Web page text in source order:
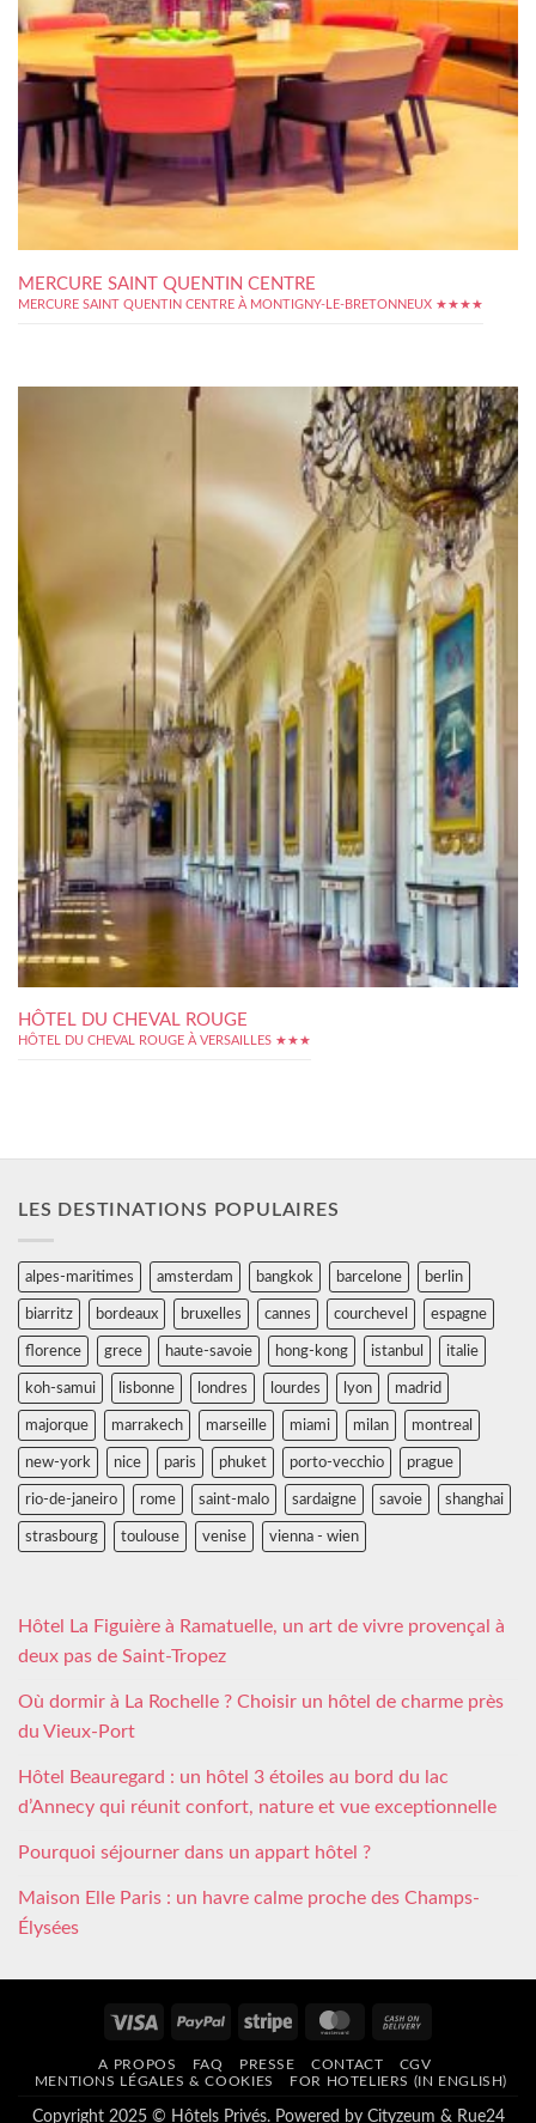
MERCURE SAINT QUENTIN CENTRE
MERCURE SAINT QUENTIN CENTRE À MONTIGNY-LE-BRETONNEUX ★★★★
HÔTEL DU CHEVAL ROUGE
HÔTEL DU CHEVAL ROUGE À VERSAILLES ★★★
LES DESTINATIONS POPULAIRES
alpes-maritimes amsterdam bangkok barcelone berlin
biarritz bordeaux bruxelles cannes courchevel espagne
florence grece haute-savoie hong-kong istanbul italie
koh-samui lisbonne londres lourdes lyon madrid
majorque marrakech marseille miami milan montreal
new-york nice paris phuket porto-vecchio prague
rio-de-janeiro rome saint-malo sardaigne savoie shanghai
strasbourg toulouse venise vienna - wien
Hôtel La Figuière à Ramatuelle, un art de vivre provençal à
deux pas de Saint-Tropez
Où dormir à La Rochelle ? Choisir un hôtel de charme près
du Vieux-Port
Hôtel Beauregard : un hôtel 3 étoiles au bord du lac
d’Annecy qui réunit confort, nature et vue exceptionnelle
Pourquoi séjourner dans un appart hôtel ?
Maison Elle Paris : un havre calme proche des Champs-
Élysées
Visa PayPal Stripe MasterCard
Delivery
A PROPOS FAQ PRESSE CONTACT
CGV
MENTIONS LÉGALES & COOKIES
FOR HOTELIERS (IN ENGLISH)
Copyright 2025 © Hôtels Privés. Powered by Cityzeum & Rue24